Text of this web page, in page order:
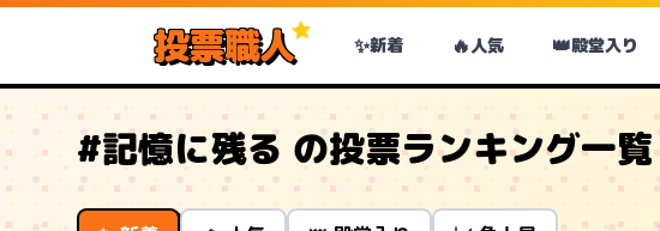
投票職人 ✨新着 🔥人気 👑殿堂入り
#記憶に残る の投票ランキング一覧